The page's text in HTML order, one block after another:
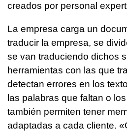
creados por personal
La empresa carga un
traducir la empresa, se
se van traduciendo dichos
herramientas con las que
detectan errores en los
las palabras que faltan o
también permiten tener
adaptadas a cada cliente.